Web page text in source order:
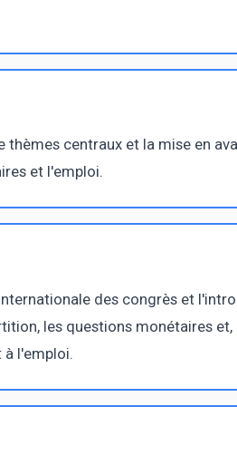
centraux et la mise en
et l'emploi.
des congrès et
les questions monétaires et,
l'emploi.